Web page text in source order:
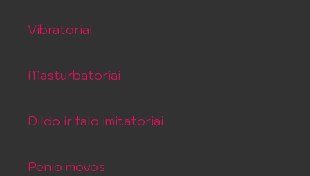
Vibratoriai
Masturbatoriai
Dildo ir falo imitatoriai
Penio movos